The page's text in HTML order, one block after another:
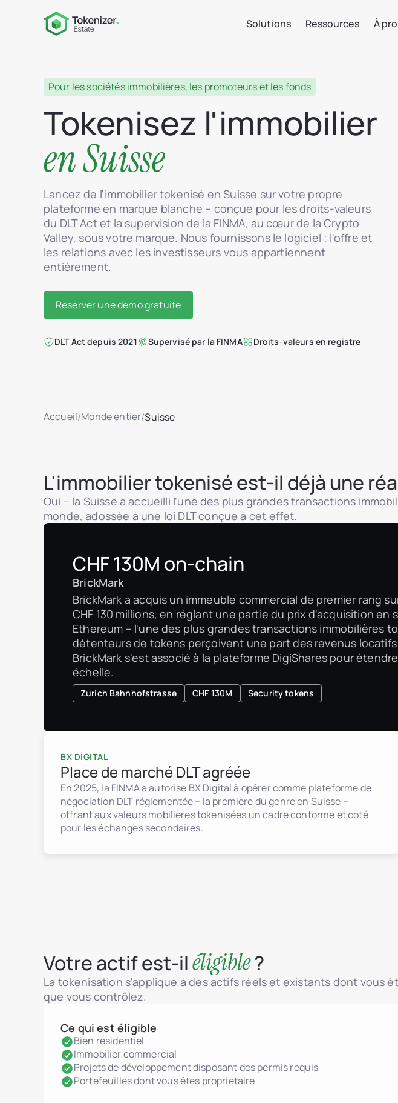
Solutions Ressources À
Pour les sociétés immobilières, les promoteurs et les fonds
Tokenisez l'immobilier
en Suisse
Lancez de l'immobilier tokenisé en Suisse sur votre propre
plateforme en marque blanche – conçue pour les droits-valeurs
du DLT Act et la supervision de la FINMA, au cœur de la Crypto
Valley, sous votre marque. Nous fournissons le logiciel ; l'offre et
les relations avec les investisseurs vous appartiennent
entièrement.
Réserver une démo gratuite
DLT Act depuis 2021 Supervisé par la FINMA Droits-valeurs en registre
Accueil/Monde entier/Suisse
L'immobilier tokenisé est-il déjà une
Oui – la Suisse a accueilli l'une des plus grandes transactions
monde, adossée à une loi DLT conçue à cet effet.
CHF 130M on-chain
BrickMark
BrickMark a acquis un immeuble commercial de premier rang
CHF 130 millions, en réglant une partie du prix d'acquisition en
Ethereum – l'une des plus grandes transactions immobilières
détenteurs de tokens perçoivent une part des revenus locatifs
BrickMark s'est associé à la plateforme DigiShares pour
échelle.
Zurich Bahnhofstrasse CHF 130M Security tokens
BX DIGITAL
Place de marché DLT agréée
En 2025, la FINMA a autorisé BX Digital à opérer comme plateforme de
négociation DLT réglementée – la première du genre en Suisse –
offrant aux valeurs mobilières tokenisées un cadre conforme et coté
pour les échanges secondaires.
Votre actif est-iléligible?
La tokenisation s'applique à des actifs réels et existants dont vous
que vous contrôlez.
Ce qui est éligible
Bien résidentiel
Immobilier commercial
Projets de développement disposant des permis requis
Portefeuilles dont vous êtes propriétaire